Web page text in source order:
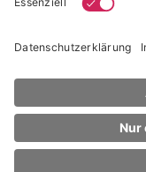
APRIL
Short Shader Brush
* unverbindliche